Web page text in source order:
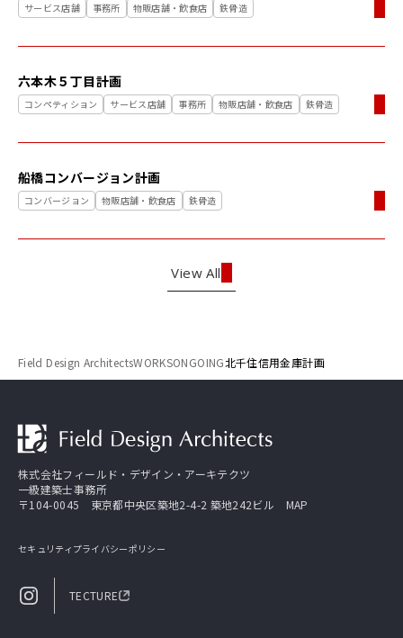
サービス店舗 事務所 物販店舗・飲食店 鉄骨造
六本木５丁目計画
コンペティション サービス店舗 事務所 物販店舗・飲食店 鉄骨造
船橋コンバージョン計画
コンバージョン 物販店舗・飲食店 鉄骨造
View All
Field Design ArchitectsWORKSONGOING北千住信用金庫計画
株式会社フィールド・デザイン・アーキテクツ
一級建築士事務所
〒104-0045 東京都中央区築地2-4-2 築地242ビル MAP
セキュリティ プライバシーポリシー
TECTURE